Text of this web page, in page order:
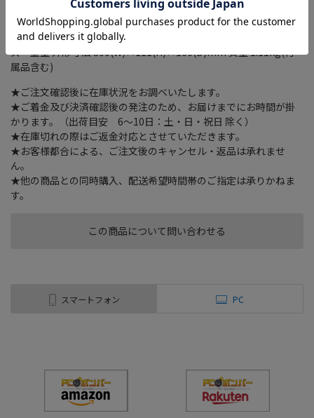
この商品について問い合わせる
スペック タイプ 密閉式3ウェイスピーカーシステム スピーカーサ
イズ 13cm/2.7cm/2cm 瞬間最大入力 60 W 定格入力 20 W 出力音
圧 82 dB 再生周波数特性 75Hz～20000Hz インピーダンス 4Ω サイ
ズ・重量 外形寸法 300(W)×111(H)×166(D)mm 質量 1.11kg(付
属品含む)
★ご注文確認後に在庫状況をお調べいたします。
★ご着金及び決済確認後の発注のため、お届けまでにお時間が掛
かります。（出荷目安 6～10日：土・日・祝日 除く）
★在庫切れの際はご返金対応とさせていただきます。
★お客様都合による、ご注文後のキャンセル・返品は承れませ
ん。
★他の商品との同時購入、配送希望時間帯のご指定は承りかねま
す。
スマートフォン PC